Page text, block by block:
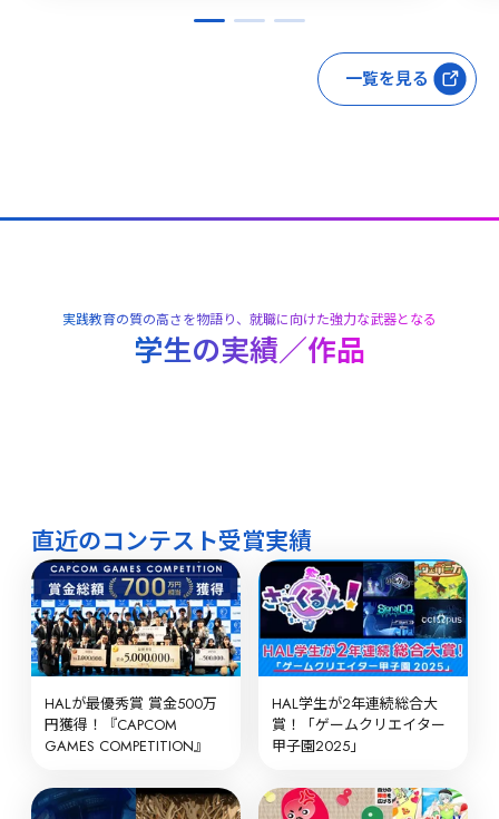
一覧を見る
実践教育の質の高さを物語り、就職に向けた強力な武器となる
学生の実績／作品
直近のコンテスト受賞実績
HALが最優秀賞 賞金500万
円獲得！『CAPCOM
GAMES COMPETITION』
HAL学生が2年連続総合大
賞！「ゲームクリエイター
甲子園2025」